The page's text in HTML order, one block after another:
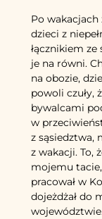
Po wakacjach
dzieci z
łącznikiem
je na równi.
na obozie,
powoli czuły,
bywalcami
w
z sąsiedztwa,
z wakacji. To,
mojemu
pracował w
dojeżdżał do